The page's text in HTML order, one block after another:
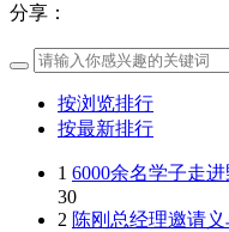
分享：
按浏览排行
按最新排行
1 6000余名学子走
30
2 陈刚总经理邀请